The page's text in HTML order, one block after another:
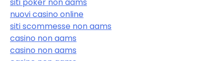
nuovi casino online
siti scommesse non aams
casino non aams
casino non aams